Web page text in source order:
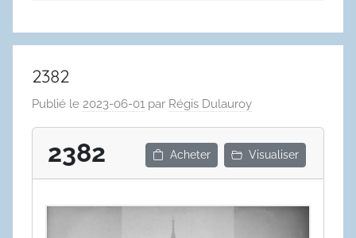
2382
Publié le 2023-06-01 par Régis Dulauroy
2382 Acheter Visualiser